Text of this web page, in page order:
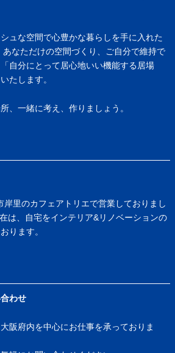
ュな空間で心豊かな暮らしを手に入れた
なただけの空間づくり、ご自分で維持で
自分にとって居心地いい機能する居場
たします。
、一緒に考え、作りましょう。
里のカフェアトリエで営業しておりまし
は、自宅をインテリア&リノベーションの
ります。
わせ
阪府内を中心にお仕事を承っておりま